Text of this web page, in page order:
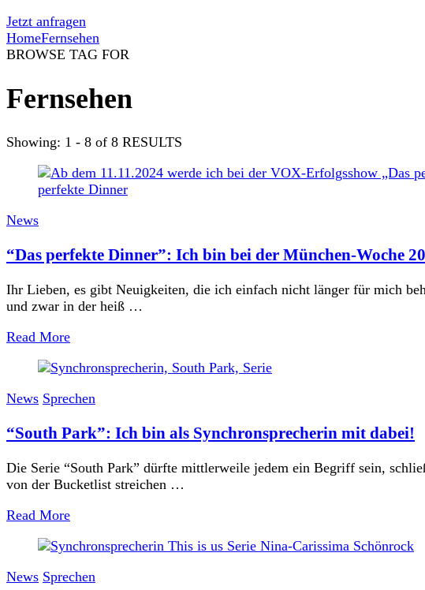
Jetzt anfragen
HomeFernsehen
BROWSE TAG FOR
Fernsehen
Showing: 1 - 8 of 8 RESULTS
News
“Das perfekte Dinner”: Ich bin bei der München-Woche
Ihr Lieben, es gibt Neuigkeiten, die ich einfach nicht länger für mich
und zwar in der heiß …
Read More
News Sprechen
“South Park”: Ich bin als Synchronsprecherin mit dabei!
Die Serie “South Park” dürfte mittlerweile jedem ein Begriff sein,
von der Bucketlist streichen …
Read More
News Sprechen